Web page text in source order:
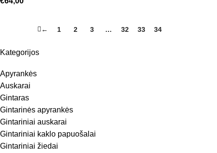
Kategorijos
Apyrankės
Auskarai
Gintaras
Gintarinės apyrankės
Gintariniai auskarai
Gintariniai kaklo papuošalai
Gintariniai žiedai
← 1 2 3 … 32 33 34